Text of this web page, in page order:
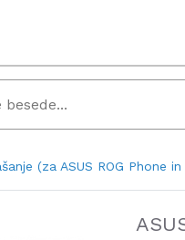
(za ASUS ROG Phone